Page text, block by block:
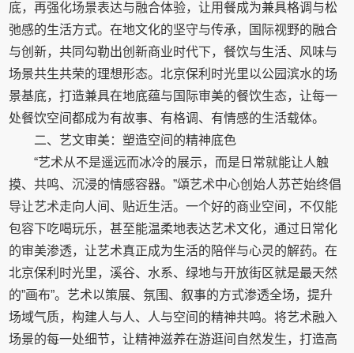
底，再强化场景表达与融合体验，让用餐成为兼具格调与松
弛感的生活方式。在地文化的坚守与传承，国际视野的融合
与创新，共同勾勒出创新商业时代下，餐饮与生活、风味与
场景共生共荣的理想形态。北京保利时光里以公园滨水的场
景基底，打造兼具在地底蕴与国际审美的餐饮生态，让每一
处餐饮空间都成为有故事、有格调、有情感的生活载体。
二、艺文审美：塑造空间的精神底色
“艺术从不是遥远而冰冷的展示，而是日常就能让人触
摸、共鸣、沉浸的情感容器。”頌艺术中心创始人苏芒始终倡
导让艺术走向人间、贴近生活。一个好的商业空间，不仅能
包容下吃喝玩乐，甚至能温柔地表达艺术文化，通过日常化
的审美渗透，让艺术真正成为生活的陪伴与心灵的解药。在
北京保利时光里，溪谷、水系、绿地与开放街区就是最天然
的”画布”。艺术以策展、氛围、叙事的方式渗透全场，提升
场域气质，构建人与人、人与空间的精神共鸣。将艺术融入
场景的每一处细节，让精神滋养在游逛间自然发生，打造高